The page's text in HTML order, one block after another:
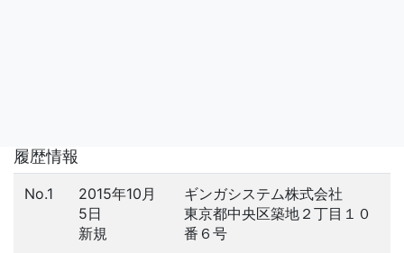
履歴情報
No.1
2015年10月
5日
新規
ギンガシステム株式会社
東京都中央区築地２丁目１０
番６号